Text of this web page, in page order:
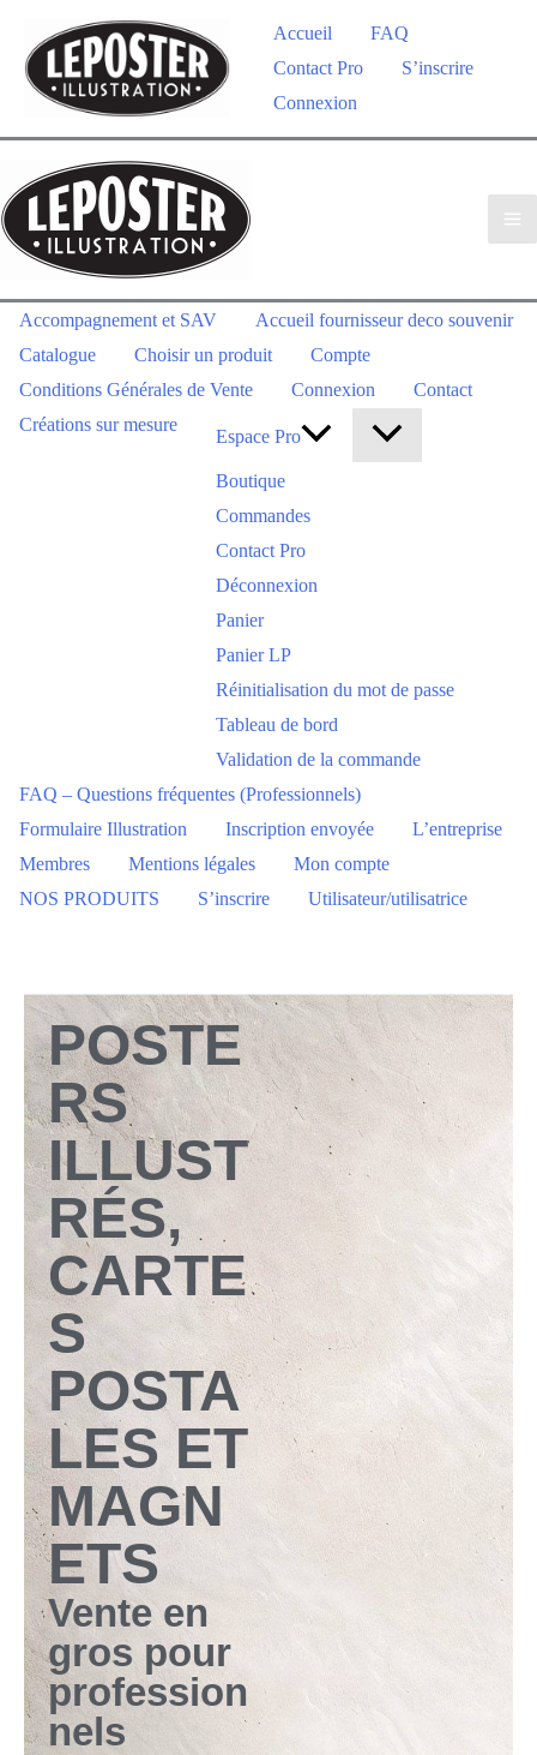
Accueil
FAQ
Contact Pro
S’inscrire
Connexion
Accompagnement et SAV
Accueil fournisseur deco souvenir
Catalogue
Choisir un produit
Compte
Conditions Générales de Vente
Connexion
Contact
Créations sur mesure
Espace Pro
Boutique
Commandes
Contact Pro
Déconnexion
Panier
Panier LP
Réinitialisation du mot de passe
Tableau de bord
Validation de la commande
FAQ – Questions fréquentes (Professionnels)
Formulaire Illustration
Inscription envoyée
L’entreprise
Membres
Mentions légales
Mon compte
NOS PRODUITS
S’inscrire Utilisateur/utilisatrice
POSTE
RS
ILLUST
RÉS,
CARTE
S
POSTA
LES ET
MAGN
ETS
Vente en
gros pour
profession
nels